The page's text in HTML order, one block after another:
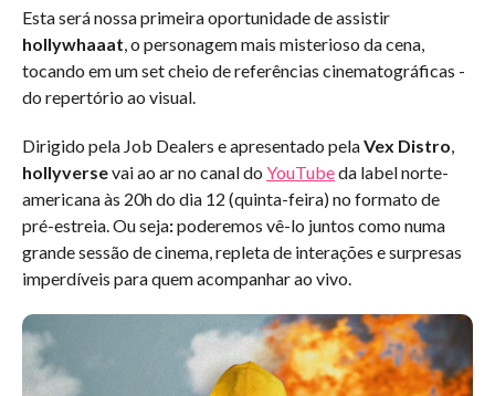
Esta será nossa primeira oportunidade de assistir
hollywhaaat, o personagem mais misterioso da cena,
tocando em um set cheio de referências cinematográficas -
do repertório ao visual.
Dirigido pela Job Dealers e apresentado pelaVex Distro,
hollyversevai ao ar no canal do YouTubeda label norte-
americana às 20h do dia 12 (quinta-feira) no formato de
pré-estreia. Ou seja:poderemos vê-lo juntos como numa
grande sessão de cinema, repleta de interações e surpresas
imperdíveis para quem acompanhar ao vivo.